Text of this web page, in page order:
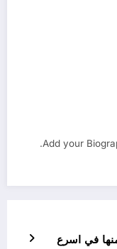
Add your
في اسرع